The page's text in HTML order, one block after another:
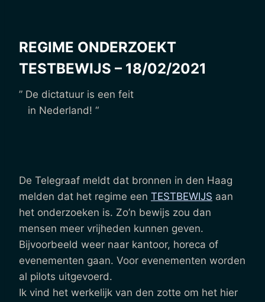
REGIME ONDERZOEKT
TESTBEWIJS – 18/02/2021
” De dictatuur is een feit
in Nederland! “
De Telegraaf meldt dat bronnen in den Haag
melden dat het regime een TESTBEWIJS aan
het onderzoeken is. Zo’n bewijs zou dan
mensen meer vrijheden kunnen geven.
Bijvoorbeeld weer naar kantoor, horeca of
evenementen gaan. Voor evenementen worden
al pilots uitgevoerd.
Ik vind het werkelijk van den zotte om het hier